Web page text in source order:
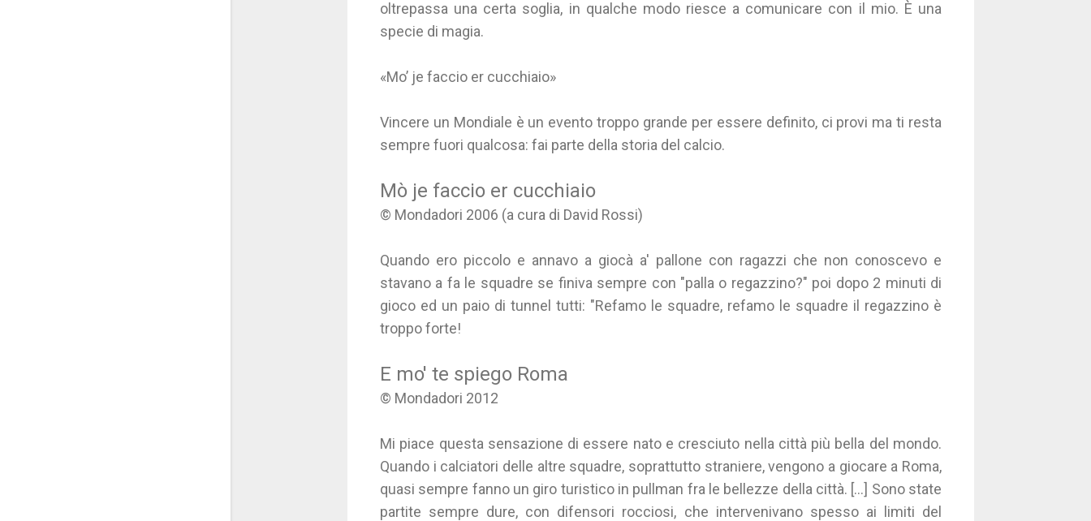
oltrepassa una certa soglia, in qualche modo riesce a comunicare con il mio. È una
specie di magia.
«Mo’ je faccio er cucchiaio»
Vincere un Mondiale è un evento troppo grande per essere definito, ci provi ma ti resta
sempre fuori qualcosa: fai parte della storia del calcio.
Mò je faccio er cucchiaio
© Mondadori 2006 (a cura di David Rossi)
Quando ero piccolo e annavo a giocà a' pallone con ragazzi che non conoscevo e
stavano a fa le squadre se finiva sempre con "palla o regazzino?" poi dopo 2 minuti di
gioco ed un paio di tunnel tutti: "Refamo le squadre, refamo le squadre il regazzino è
troppo forte!
E mo' te spiego Roma
© Mondadori 2012
Mi piace questa sensazione di essere nato e cresciuto nella città più bella del mondo.
Quando i calciatori delle altre squadre, soprattutto straniere, vengono a giocare a Roma,
quasi sempre fanno un giro turistico in pullman fra le bellezze della città. [...] Sono state
partite sempre dure, con difensori rocciosi, che intervenivano spesso ai limiti del